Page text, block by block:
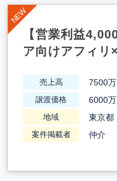
【営業利益
ア向けアフィリ
売上高 7500
譲渡価格 6000
地域 東京都
案件掲載者 仲介